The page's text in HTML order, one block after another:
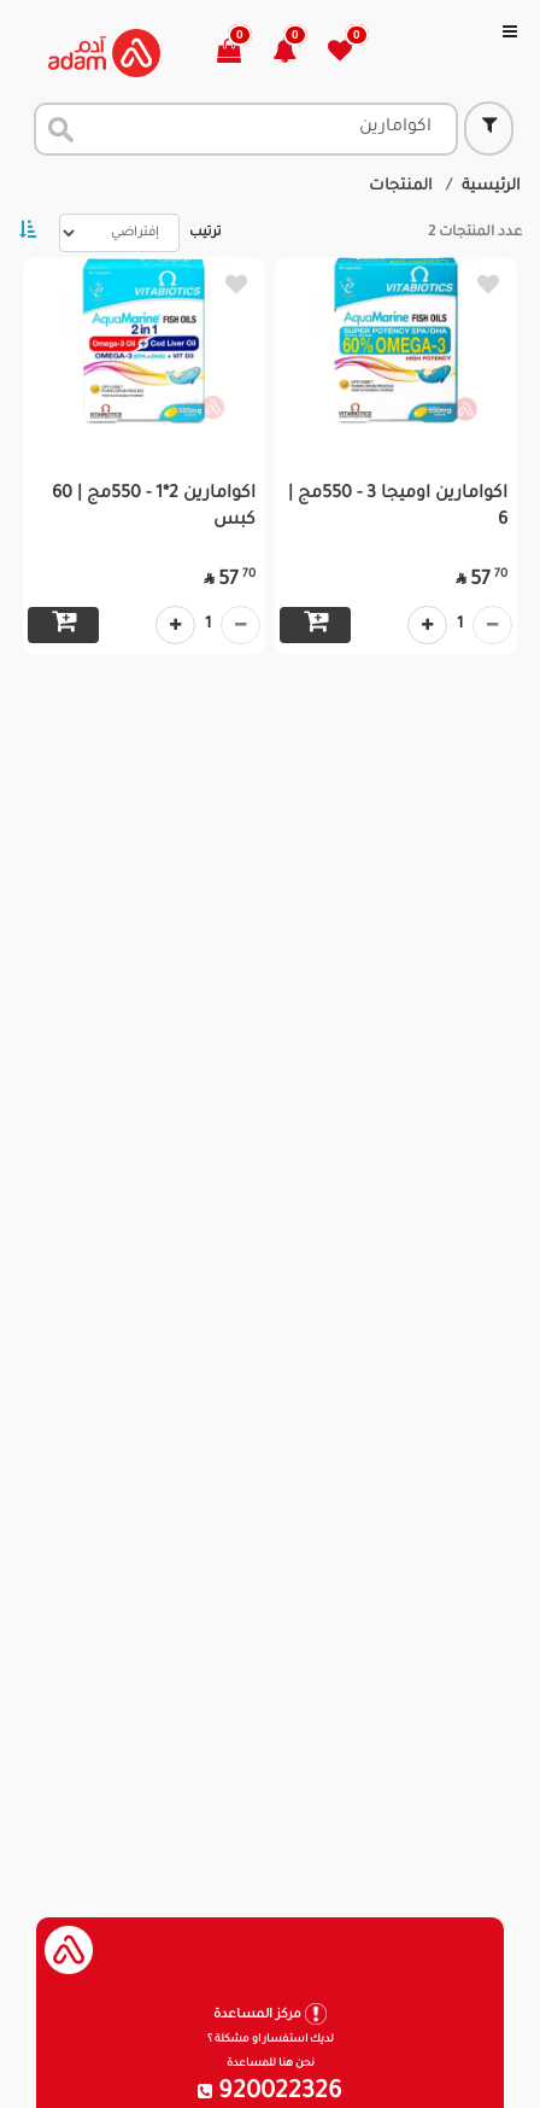
0
0
0
الرئيسية المنتجات
عدد المنتجات 2 ترتيب
اكوامارين اوميجا 3 - 550مج |
6
70
57

1
اكوامارين 2*1 - 550مج | 60
كبس
70
57

1
مركز المساعدة
لديك استفسار او مشكلة ؟
نحن هنا للمساعدة
920022326